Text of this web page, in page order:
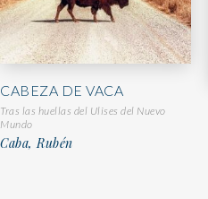
CABEZA DE VACA
Tras las huellas del Ulises del Nuevo
Mundo
Caba, Rubén